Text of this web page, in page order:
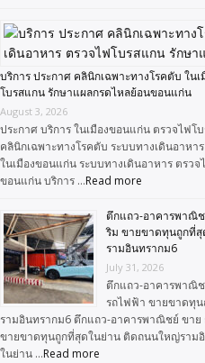
บริการ ประกาศ คลินิกเฉพาะทางโรคตับ ใน
โบรสแกน รักษาแผลกรดไหลย้อนขอนแก่น
August 3, 2026
ประกาศ บริการ ในเมืองขอนแก่น ตรวจไฟ
คลินิกเฉพาะทางโรคตับ ระบบทางเดินอาหา
ในเมืองขอนแก่น ระบบทางเดินอาหาร ตรว
ขอนแก่น บริการ …Read more
ตึกแถว-อาคารพาณิ
ริม ขายขาดทุนถูกที่
รามอินทรากม6
July 31, 2026
ตึกแถว-อาคารพาณิ
รถไฟฟ้า ขายขาดทุ
รามอินทรากม6 ตึกแถว-อาคารพาณิชย์ ขา
ขายขาดทุนถูกที่สุดในย่าน ติดถนนใหญ่ราม
ในย่าน …Read more